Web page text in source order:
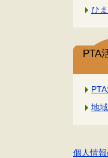
ひ
PTA
地
個人情